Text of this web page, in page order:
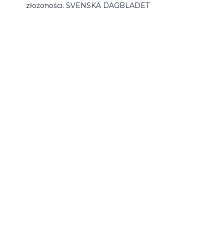
złożoności. SVENSKA DAGBLADET